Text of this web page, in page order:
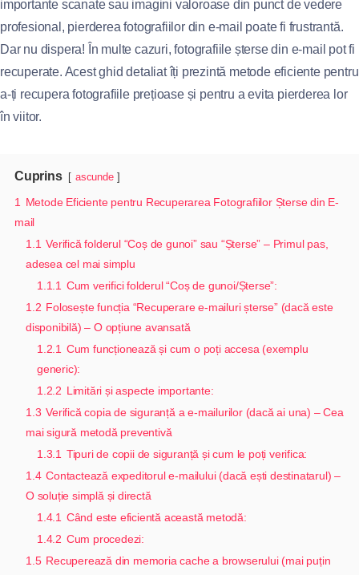
importante scanate sau imagini valoroase din punct de vedere
profesional, pierderea fotografiilor din e-mail poate fi frustrantă.
Dar nu dispera! În multe cazuri, fotografiile șterse din e-mail pot fi
recuperate. Acest ghid detaliat îți prezintă metode eficiente pentru
a-ți recupera fotografiile prețioase și pentru a evita pierderea lor
în viitor.
Cuprins ascunde
1
Metode Eficiente pentru Recuperarea Fotografiilor Șterse din E-
mail
1.1 Verifică folderul “Coș de gunoi” sau “Șterse” – Primul pas,
adesea cel mai simplu
1.1.1 Cum verifici folderul “Coș de gunoi/Șterse”:
1.2 Folosește funcția “Recuperare e-mailuri șterse” (dacă este
disponibilă) – O opțiune avansată
1.2.1 Cum funcționează și cum o poți accesa (exemplu
generic):
1.2.2 Limitări și aspecte importante:
1.3 Verifică copia de siguranță a e-mailurilor (dacă ai una) – Cea
mai sigură metodă preventivă
1.3.1 Tipuri de copii de siguranță și cum le poți verifica:
1.4 Contactează expeditorul e-mailului (dacă ești destinatarul) –
O soluție simplă și directă
1.4.1 Când este eficientă această metodă:
1.4.2 Cum procedezi:
1.5 Recuperează din memoria cache a browserului (mai puțin